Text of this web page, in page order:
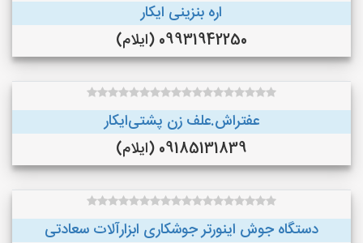
اره بنزینی ایکار
09931942250 (ایلام)
عفتراش.علف زن پشتی‌ایکار
09185131839 (ایلام)
دستگاه جوش اینورتر جوشکاری ابزارآلات سعادتی